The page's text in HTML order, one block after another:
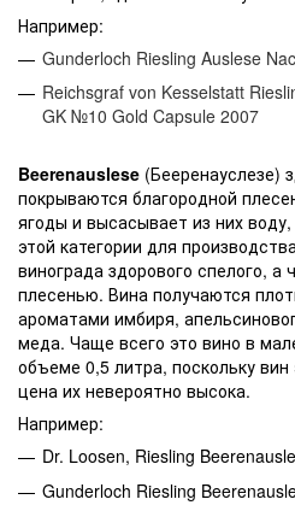
Например:
Gunderloch Riesling Auslese
Reichsgraf von Kesselstatt
GK №10 Gold Capsule 2007
Beerenauslese (Бееренауслезе)
покрываются благородной
ягоды и высасывает из них
этой категории для
винограда здорового спелого, а
плесенью. Вина получаются
ароматами имбиря,
меда. Чаще всего это вино в
объеме 0,5 литра, поскольку
цена их невероятно высока.
Например:
Dr. Loosen, Riesling
Gunderloch Riesling